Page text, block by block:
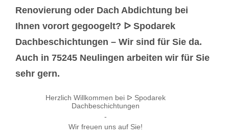
Renovierung oder Dach Abdichtung bei
Ihnen vorort gegoogelt? ᐅ Spodarek
Dachbeschichtungen – Wir sind für Sie da.
Auch in 75245 Neulingen arbeiten wir für Sie
sehr gern.
Herzlich Willkommen bei ᐅ Spodarek
Dachbeschichtungen
-
Wir freuen uns auf Sie!